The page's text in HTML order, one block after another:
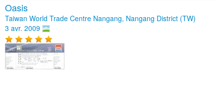
Oasis
Taiwan World Trade Centre Nangang, Nangang District (TW)
3 avr. 2009